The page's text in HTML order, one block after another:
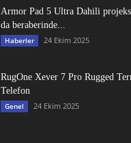
Armor Pad 5 Ultra Dahili
da beraberinde...
Haberler 24 Ekim 2025
RugOne Xever 7 Pro Rugged
Telefon
Genel 24 Ekim 2025